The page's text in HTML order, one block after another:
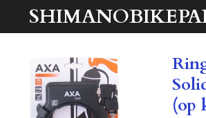
hoofdinhoud
(op